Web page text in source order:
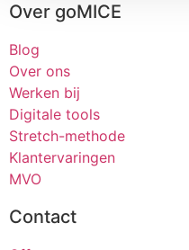
Over goMICE
Blog
Over ons
Werken bij
Digitale tools
Stretch-methode
Klantervaringen
MVO
Contact